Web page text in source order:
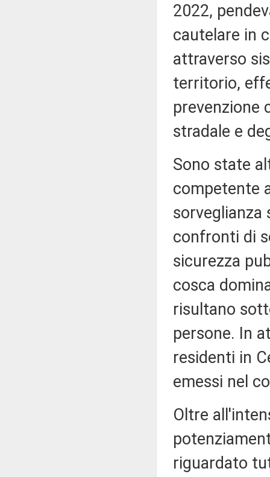
2022,
cautelare in
attraverso
territorio,
prevenzione
stradale e
Sono state
competente
sorveglianza
confronti di
sicurezza
cosca
risultano
persone. In
residenti in
emessi nel
Oltre
riguardato